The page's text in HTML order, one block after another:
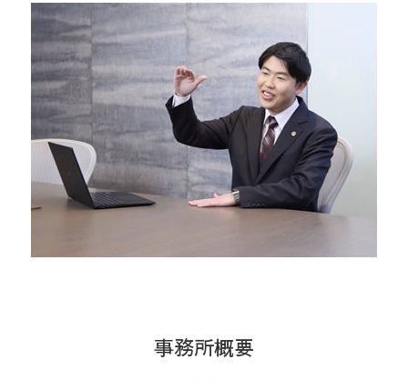
事務所概要